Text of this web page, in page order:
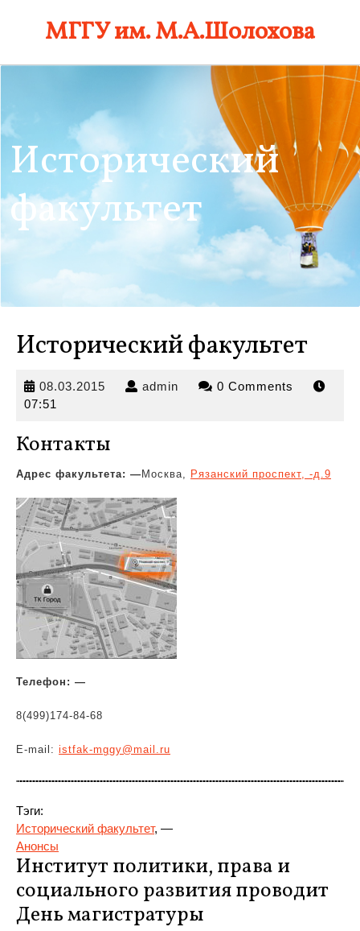
МГГУ им. М.А.Шолохова
Исторический
факультет
Исторический факультет
08.03.2015 08.03.2015
admin admin 0 Comments
07:51
Контакты
Адрес факультета: — Москва, Рязанский проспект, -д.9
Телефон: —
8(499)174-84-68
E-mail: istfak-mggy@mail.ru
Тэги:
Исторический факультет, —
Анонсы
Институт политики, права и
социального развития проводит
День магистратуры